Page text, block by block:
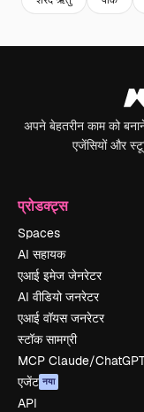
अपने बेहतरीन काम को
एजेंसियों और
प्रोडक्ट्स
Spaces
AI सहायक
एआई इमेज जेनरेटर
AI वीडियो जनरेटर
एआई वॉयस जनरेटर
स्टॉक सामग्री
MCP Claude/
एजेंट नया
API